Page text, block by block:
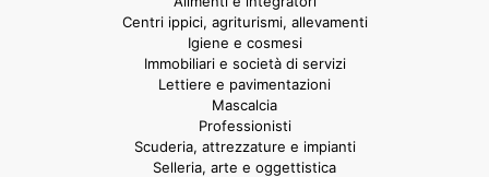
Centri ippici, agriturismi, allevamenti
Igiene e cosmesi
Immobiliari e società di servizi
Lettiere e pavimentazioni
Mascalcia
Professionisti
Scuderia, attrezzature e impianti
Selleria, arte e oggettistica